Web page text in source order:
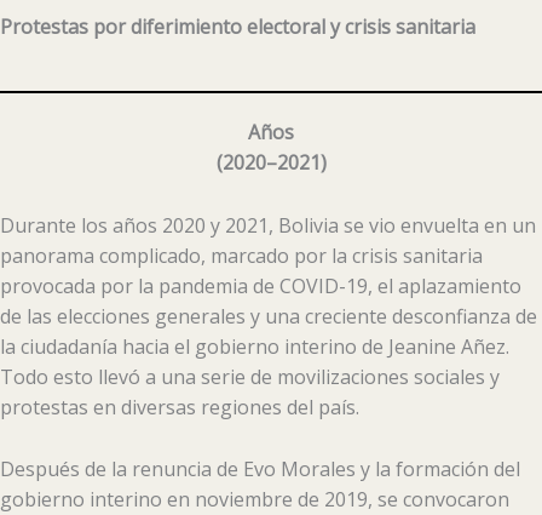
Protestas por diferimiento electoral y crisis sanitaria
Años
(2020–2021)
Durante los años 2020 y 2021, Bolivia se vio envuelta en un
panorama complicado, marcado por la crisis sanitaria
provocada por la pandemia de COVID-19, el aplazamiento
de las elecciones generales y una creciente desconfianza de
la ciudadanía hacia el gobierno interino de Jeanine Añez.
Todo esto llevó a una serie de movilizaciones sociales y
protestas en diversas regiones del país.
Después de la renuncia de Evo Morales y la formación del
gobierno interino en noviembre de 2019, se convocaron